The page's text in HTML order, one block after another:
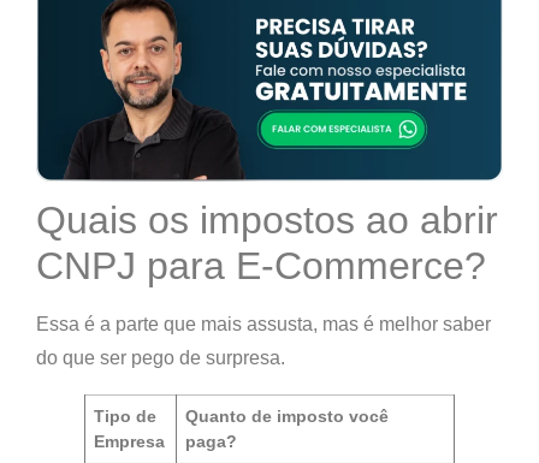
Quais os impostos ao abrir
CNPJ para E-Commerce?
Essa é a parte que mais assusta, mas é melhor saber
do que ser pego de surpresa.
Tipo de
Empresa
Quanto de imposto você
paga?